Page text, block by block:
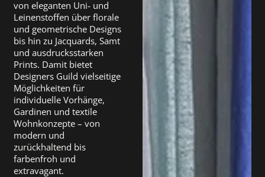
von eleganten Uni- und
Leinenstoffen über florale
und geometrische Designs
bis hin zu Jacquards, Samt
und ausdrucksstarken
Prints. Damit bietet
Designers Guild vielseitige
Möglichkeiten für
individuelle Vorhänge,
Gardinen und textile
Wohnkonzepte – von
modern und
zurückhaltend bis
farbenfroh und
extravagant.